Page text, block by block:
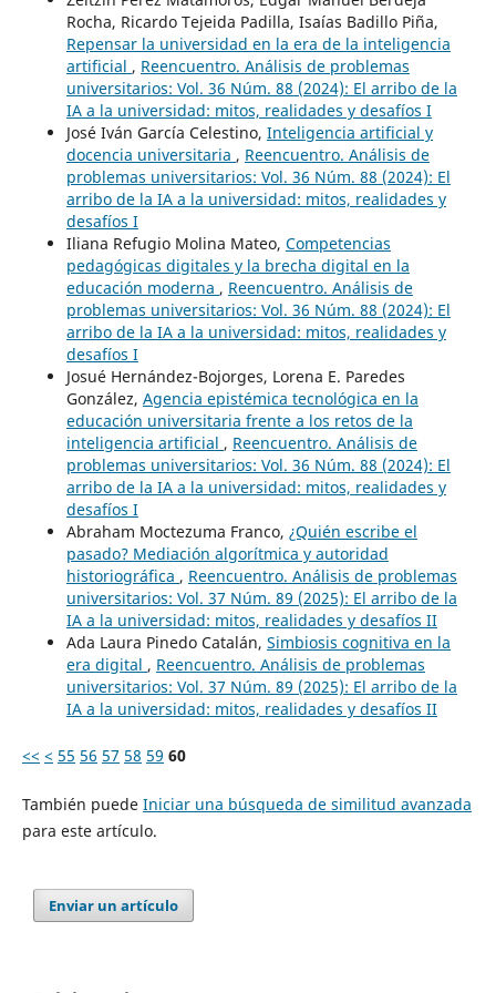
Rocha, Ricardo Tejeida Padilla, Isaías Badillo Piña,
Repensar la universidad en la era de la inteligencia
artificial , Reencuentro. Análisis de problemas
universitarios: Vol. 36 Núm. 88 (2024): El arribo de la
IA a la universidad: mitos, realidades y desafíos I
José Iván García Celestino, Inteligencia artificial y
docencia universitaria , Reencuentro. Análisis de
problemas universitarios: Vol. 36 Núm. 88 (2024): El
arribo de la IA a la universidad: mitos, realidades y
desafíos I
Iliana Refugio Molina Mateo, Competencias
pedagógicas digitales y la brecha digital en la
educación moderna , Reencuentro. Análisis de
problemas universitarios: Vol. 36 Núm. 88 (2024): El
arribo de la IA a la universidad: mitos, realidades y
desafíos I
Josué Hernández-Bojorges, Lorena E. Paredes
González, Agencia epistémica tecnológica en la
educación universitaria frente a los retos de la
inteligencia artificial , Reencuentro. Análisis de
problemas universitarios: Vol. 36 Núm. 88 (2024): El
arribo de la IA a la universidad: mitos, realidades y
desafíos I
Abraham Moctezuma Franco, ¿Quién escribe el
pasado? Mediación algorítmica y autoridad
historiográfica , Reencuentro. Análisis de problemas
universitarios: Vol. 37 Núm. 89 (2025): El arribo de la
IA a la universidad: mitos, realidades y desafíos II
Ada Laura Pinedo Catalán, Simbiosis cognitiva en la
era digital , Reencuentro. Análisis de problemas
universitarios: Vol. 37 Núm. 89 (2025): El arribo de la
IA a la universidad: mitos, realidades y desafíos II
<< < 55 56 57 58 59 60
También puede Iniciar una búsqueda de similitud avanzada
para este artículo.
Enviar un artículo